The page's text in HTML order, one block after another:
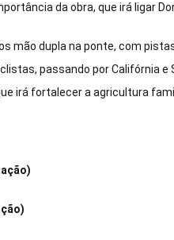
da obra, que irá ligar
mão dupla na ponte, com
passando por Califórnia
irá fortalecer a agricultura